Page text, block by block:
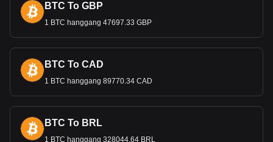
BTC To GBP
1 BTC hanggang 47697.33 GBP
BTC To CAD
1 BTC hanggang 89770.34 CAD
BTC To BRL
1 BTC hanggang 328044.64 BRL